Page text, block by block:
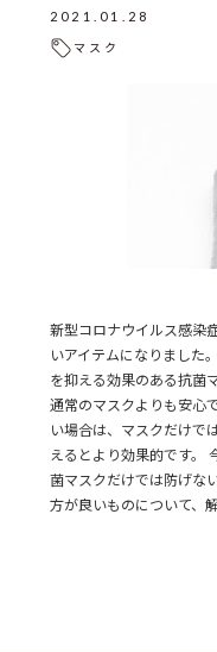
2021.01.28
マスク
新型コロナウイルス感染
いアイテムになりました
を抑える効果のある抗菌
通常のマスクよりも安心
い場合は、マスクだけで
えるとより効果的です。
菌マスクだけでは防げな
方が良いものについて、